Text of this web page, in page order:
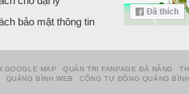
bảo mật thông tin
GOOGLE MAP QUẢN TRỊ FANPAGE ĐÀ NẴNG
QUẢNG BÌNH WEB CỔNG TỰ ĐỘNG QUẢNG BÌNH